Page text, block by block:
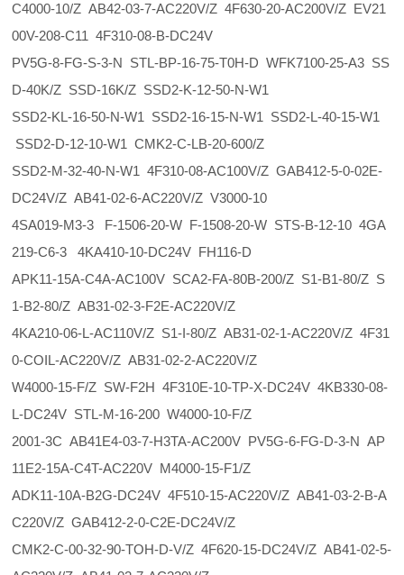
C4000-10/Z AB42-03-7-AC220V/Z 4F630-20-AC200V/Z EV21
00V-208-C11 4F310-08-B-DC24V
PV5G-8-FG-S-3-N STL-BP-16-75-T0H-D WFK7100-25-A3 SS
D-40K/Z SSD-16K/Z SSD2-K-12-50-N-W1
SSD2-KL-16-50-N-W1 SSD2-16-15-N-W1 SSD2-L-40-15-W1
SSD2-D-12-10-W1 CMK2-C-LB-20-600/Z
SSD2-M-32-40-N-W1 4F310-08-AC100V/Z GAB412-5-0-02E-
DC24V/Z AB41-02-6-AC220V/Z V3000-10
4SA019-M3-3 F-1506-20-W F-1508-20-W STS-B-12-10 4GA
219-C6-3 4KA410-10-DC24V FH116-D
APK11-15A-C4A-AC100V SCA2-FA-80B-200/Z S1-B1-80/Z S
1-B2-80/Z AB31-02-3-F2E-AC220V/Z
4KA210-06-L-AC110V/Z S1-I-80/Z AB31-02-1-AC220V/Z 4F31
0-COIL-AC220V/Z AB31-02-2-AC220V/Z
W4000-15-F/Z SW-F2H 4F310E-10-TP-X-DC24V 4KB330-08-
L-DC24V STL-M-16-200 W4000-10-F/Z
2001-3C AB41E4-03-7-H3TA-AC200V PV5G-6-FG-D-3-N AP
11E2-15A-C4T-AC220V M4000-15-F1/Z
ADK11-10A-B2G-DC24V 4F510-15-AC220V/Z AB41-03-2-B-A
C220V/Z GAB412-2-0-C2E-DC24V/Z
CMK2-C-00-32-90-TOH-D-V/Z 4F620-15-DC24V/Z AB41-02-5-